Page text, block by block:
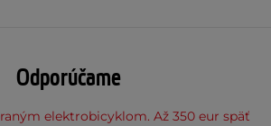
Odporúčame
elektrobicyklom. Až 350 eur späť